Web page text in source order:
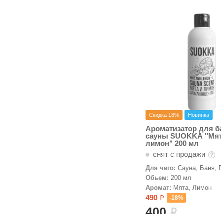
Скидка 18% Новинка
Ароматизатор для
сауны SUOKKA
лимон" 200 мл
снят с продажи
Для чего: Сауна, Баня,
Обьем: 200 мл
Аромат: Мята, Лимон
490 i -18%
i